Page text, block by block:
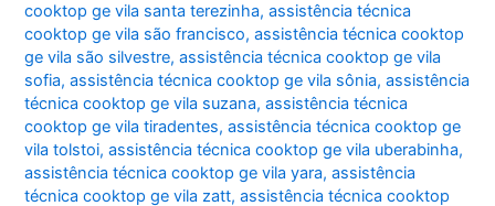
cooktop ge vila santa terezinha,assistência técnica
cooktop ge vila são francisco,assistência técnica cooktop
ge vila são silvestre,assistência técnica cooktop ge vila
sofia,assistência técnica cooktop ge vila sônia,assistência
técnica cooktop ge vila suzana,assistência técnica
cooktop ge vila tiradentes,assistência técnica cooktop ge
vila tolstoi,assistência técnica cooktop ge vila uberabinha,
assistência técnica cooktop ge vila yara,assistência
técnica cooktop ge vila zatt,assistência técnica cooktop